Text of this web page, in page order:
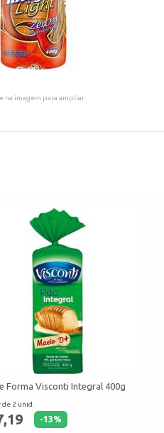
na imagem para ampliar.
Forma Visconti Integral 400g
2 unid.
-13%